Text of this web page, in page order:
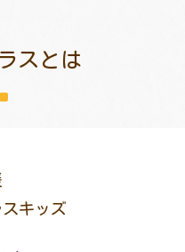
DIDIM
スとは
キッズ